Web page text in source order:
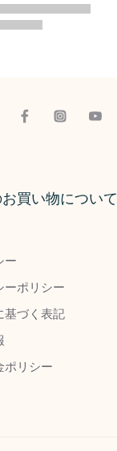
買い物について
ー
ーポリシー
基づく表記
ポリシー